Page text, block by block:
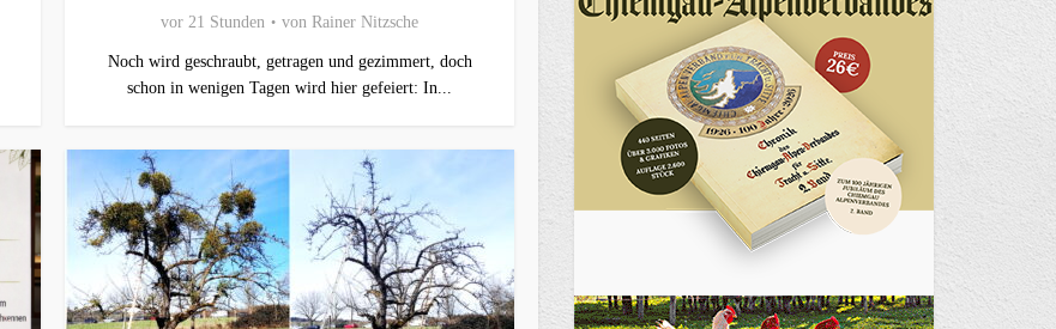
vor 21 Stunden von Rainer Nitzsche
Noch wird geschraubt, getragen und gezimmert, doch
schon in wenigen Tagen wird hier gefeiert: In...